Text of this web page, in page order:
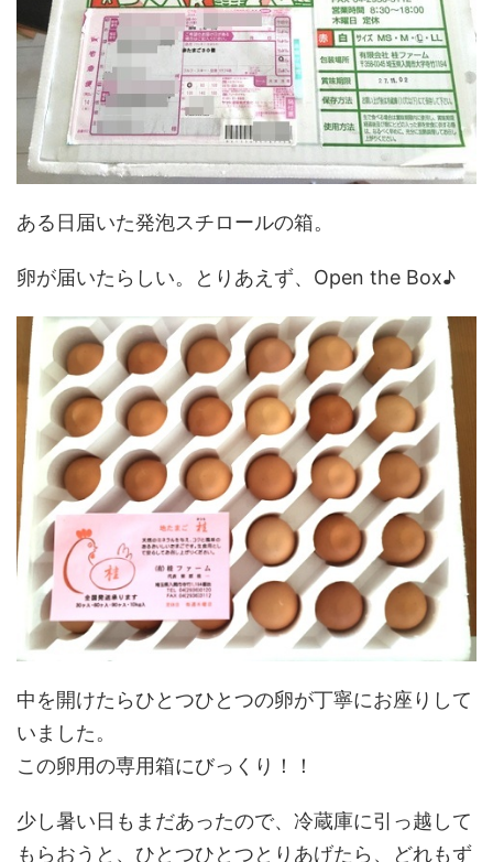
ある日届いた発泡スチロールの箱。
卵が届いたらしい。とりあえず、Open the Box♪
中を開けたらひとつひとつの卵が丁寧にお座りして
いました。
この卵用の専用箱にびっくり！！
少し暑い日もまだあったので、冷蔵庫に引っ越して
もらおうと、ひとつひとつとりあげたら、どれもず